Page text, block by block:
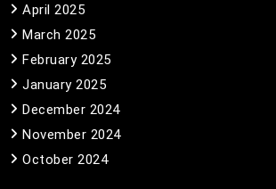
April 2025
March 2025
February 2025
January 2025
December 2024
November 2024
October 2024